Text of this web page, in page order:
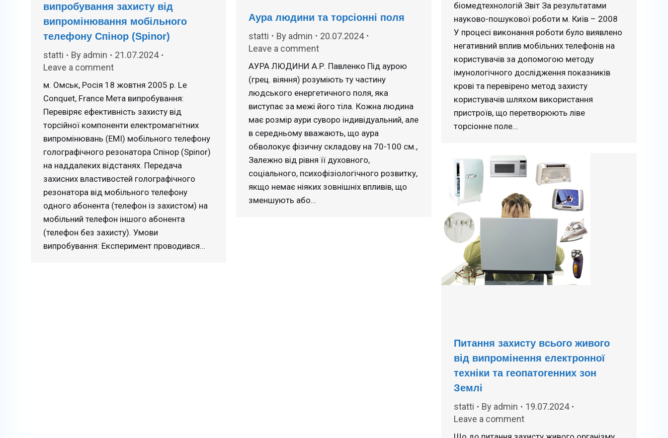
біомедтехнологій Звіт За результатами
науково-пошукової роботи м. Київ – 2008
У процесі виконання роботи було виявлено
негативний вплив мобільних телефонів на
користувачів за допомогою методу
імунологічного дослідження показників
крові та перевірено метод захисту
користувачів шляхом використання
пристроїв, що перетворюють ліве
торсіонне поле…
випробування захисту від
випромінювання мобільного
телефону Спінор (Spinor)
statti By admin
21.07.2024
Leave a comment
м. Омськ, Росія 18 жовтня 2005 р. Lе
Сonquet, France Мета випробування:
Перевіряє ефективність захисту від
торсійної компоненти електромагнітних
випромінювань (ЕМІ) мобільного телефону
голографічного резонатора Спінор (Spinor)
на наддалеких відстанях. Передача
захисних властивостей голографічного
резонатора від мобільного телефону
одного абонента (телефон із захистом) на
мобільний телефон іншого абонента
(телефон без захисту). Умови
випробування: Експеримент проводився…
Аура людини та торсіонні поля
statti By admin
20.07.2024
Leave a comment
АУРА ЛЮДИНИ А.Р. Павленко Під аурою
(грец. віяння) розуміють ту частину
людського енергетичного поля, яка
виступає за межі його тіла. Кожна людина
має розмір аури суворо індивідуальний, але
в середньому вважають, що аура
обволокує фізичну складову на 70-100 см.,
Залежно від рівня її духовного,
соціального, психофізіологічного розвитку,
якщо немає ніяких зовнішніх впливів, що
зменшують або…
Питання захисту всього живого
від випромінення електронної
техніки та геопатогенних зон
Землі
statti By admin
19.07.2024
Leave a comment